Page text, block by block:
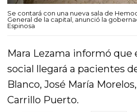
Se contará con una nueva sala de
General de la capital, anunció la
Espinosa
Mara Lezama informó que
social llegará a pacientes
Blanco, José María
Carrillo Puerto.